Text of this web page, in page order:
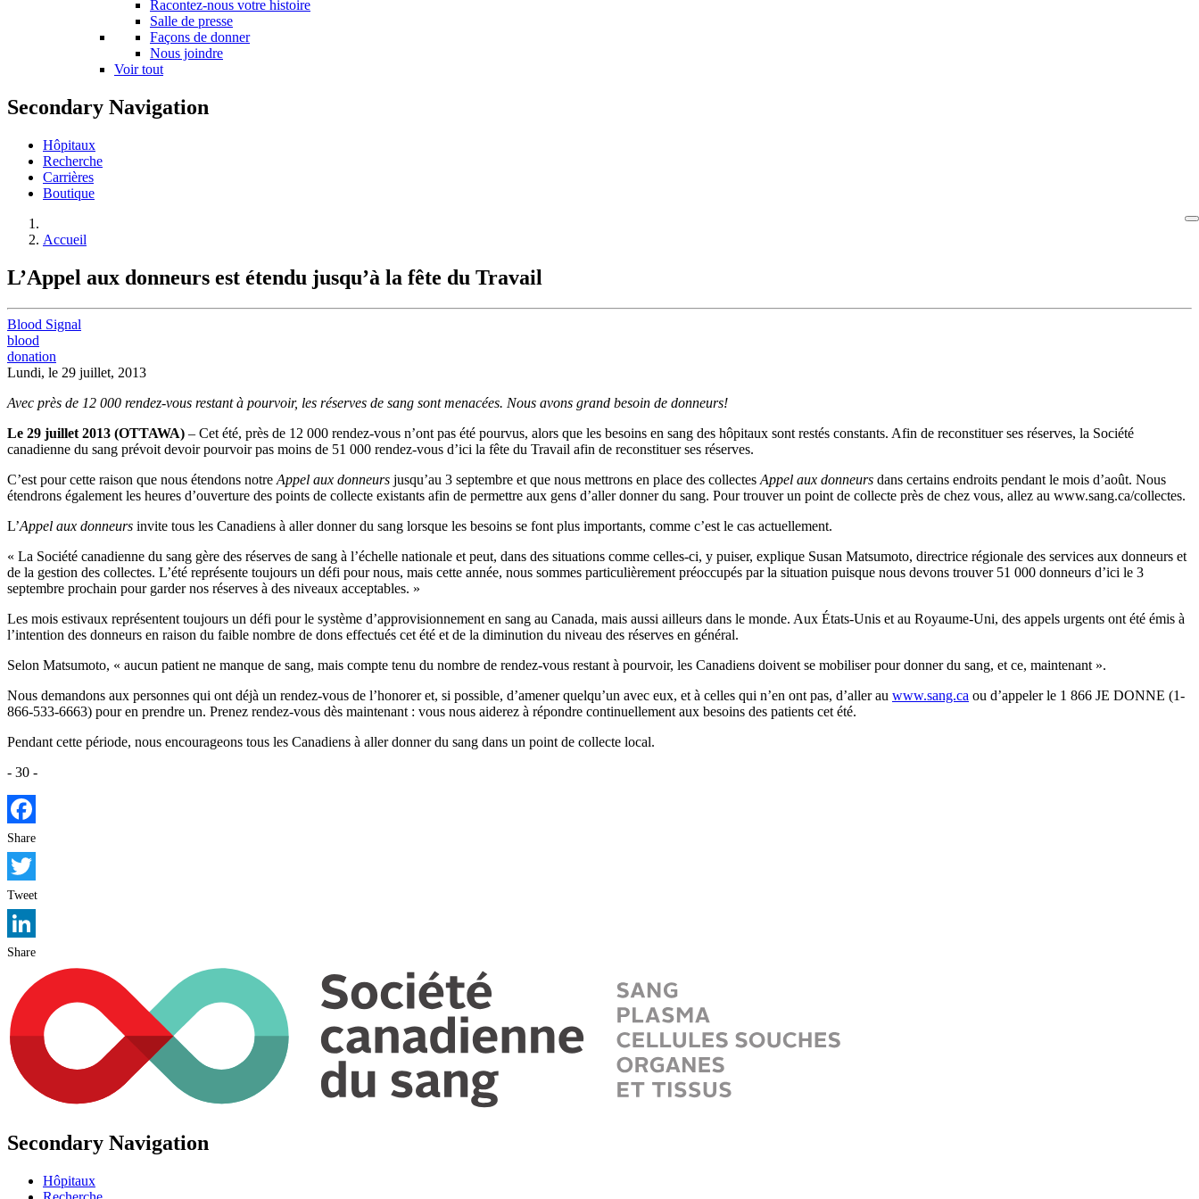
Racontez-nous votre histoire
Salle de presse
Façons de donner
Nous joindre
Voir tout
Secondary Navigation
Hôpitaux
Recherche
Carrières
Boutique
Accueil
L’Appel aux donneurs est étendu jusqu’à la fête du Travail
Blood Signal
blood
donation
Lundi, le 29 juillet, 2013
Avec près de 12 000 rendez-vous restant à pourvoir, les réserves de sang sont menacées. Nous avons grand besoin de donneurs!
Le 29 juillet 2013 (OTTAWA) – Cet été, près de 12 000 rendez-vous n’ont pas été pourvus, alors que les besoins en sang des hôpitaux sont restés constants. Afin de reconstituer ses réserves, la Société
canadienne du sang prévoit devoir pourvoir pas moins de 51 000 rendez-vous d’ici la fête du Travail afin de reconstituer ses réserves.
C’est pour cette raison que nous étendons notre Appel aux donneurs jusqu’au 3 septembre et que nous mettrons en place des collectes Appel aux donneurs dans certains endroits pendant le mois d’août. Nous
étendrons également les heures d’ouverture des points de collecte existants afin de permettre aux gens d’aller donner du sang. Pour trouver un point de collecte près de chez vous, allez au www.sang.ca/collectes.
L’Appel aux donneurs invite tous les Canadiens à aller donner du sang lorsque les besoins se font plus importants, comme c’est le cas actuellement.
« La Société canadienne du sang gère des réserves de sang à l’échelle nationale et peut, dans des situations comme celles-ci, y puiser, explique Susan Matsumoto, directrice régionale des services aux donneurs et
de la gestion des collectes. L’été représente toujours un défi pour nous, mais cette année, nous sommes particulièrement préoccupés par la situation puisque nous devons trouver 51 000 donneurs d’ici le 3
septembre prochain pour garder nos réserves à des niveaux acceptables. »
Les mois estivaux représentent toujours un défi pour le système d’approvisionnement en sang au Canada, mais aussi ailleurs dans le monde. Aux États-Unis et au Royaume-Uni, des appels urgents ont été émis à
l’intention des donneurs en raison du faible nombre de dons effectués cet été et de la diminution du niveau des réserves en général.
Selon Matsumoto, « aucun patient ne manque de sang, mais compte tenu du nombre de rendez-vous restant à pourvoir, les Canadiens doivent se mobiliser pour donner du sang, et ce, maintenant ».
Nous demandons aux personnes qui ont déjà un rendez-vous de l’honorer et, si possible, d’amener quelqu’un avec eux, et à celles qui n’en ont pas, d’aller au www.sang.ca ou d’appeler le 1 866 JE DONNE (1-
866-533-6663) pour en prendre un. Prenez rendez-vous dès maintenant : vous nous aiderez à répondre continuellement aux besoins des patients cet été.
Pendant cette période, nous encourageons tous les Canadiens à aller donner du sang dans un point de collecte local.
- 30 -
Facebook
Share
Twitter
Tweet
LinkedIn
Share
Secondary Navigation
Hôpitaux